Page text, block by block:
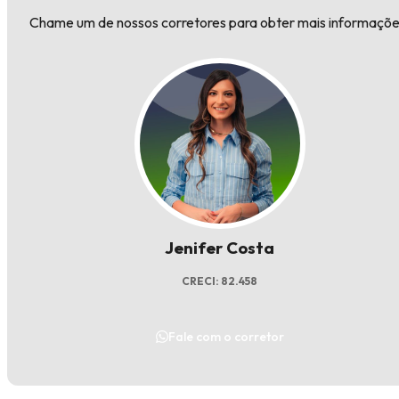
Chame um de nossos corretores para obter mais
Jenifer Costa
CRECI: 82.458
Fale com o corretor